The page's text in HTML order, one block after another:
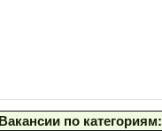
Вакансии по категориям: